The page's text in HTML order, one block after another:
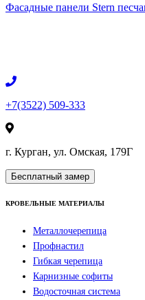
Фасадные панели Stern
+7(3522) 509-333
г. Курган, ул. Омская, 179Г
Бесплатный замер
КРОВЕЛЬНЫЕ МАТЕРИАЛЫ
Металлочерепица
Профнастил
Гибкая черепица
Карнизные софиты
Водосточная система